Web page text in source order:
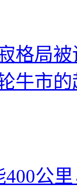
格局
牛市
400公